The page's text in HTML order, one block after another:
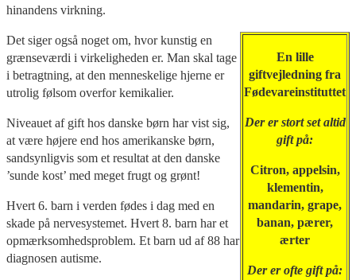
hinandens virkning.
En lille
giftvejledning fra
Fødevareinstituttet
Der er stort set altid
gift på:
Citron, appelsin,
klementin,
mandarin, grape,
banan, pærer,
ærter
Der er ofte gift på:
Det siger også noget om, hvor kunstig en
grænseværdi i virkeligheden er. Man skal tage
i betragtning, at den menneskelige hjerne er
utrolig følsom overfor kemikalier.
Niveauet af gift hos danske børn har vist sig,
at være højere end hos amerikanske børn,
sandsynligvis som et resultat at den danske
’sunde kost’ med meget frugt og grønt!
Hvert 6. barn i verden fødes i dag med en
skade på nervesystemet. Hvert 8. barn har et
opmærksomhedsproblem. Et barn ud af 88 har
diagnosen autisme.